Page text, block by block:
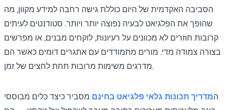
הסביבה האקדמית של היום כוללת גישה רחבה למידע מקוון, מה
שהופך את הפלגיאט לבעיה נפוצה יותר ויותר. סטודנטים לעיתים
קרובות חוזרים לא מכוונים על רעיונות, לוקחים מבנים, או מפרשים
בצורה צמודה מדי. מורים מתמודדים עם אתגרים דומים כאשר הם
מדרגים משימות מרובות תחת לחצים של זמן.
המדריך תכונות גלאי פלגיאט בחינם מסביר כיצד כלים מבוססי